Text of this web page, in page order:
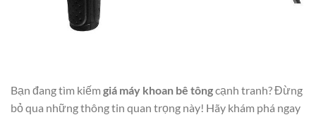
Bạn đang tìm kiếm giá máy khoan bê tôngcạnh tranh? Đừng
bỏ qua những thông tin quan trọng này! Hãy khám phá ngay